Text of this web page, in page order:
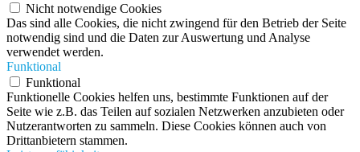
Nicht notwendige Cookies
Das sind alle Cookies, die nicht zwingend für den Betrieb der Seite
notwendig sind und die Daten zur Auswertung und Analyse
verwendet werden.
Funktional
Funktional
Funktionelle Cookies helfen uns, bestimmte Funktionen auf der
Seite wie z.B. das Teilen auf sozialen Netzwerken anzubieten oder
Nutzerantworten zu sammeln. Diese Cookies können auch von
Drittanbietern stammen.